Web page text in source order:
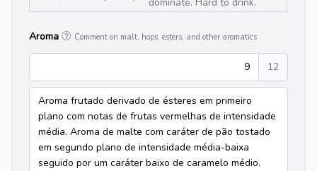
Aroma Comment on malt, hops, esters, and other aromatics
9 12
Aroma frutado derivado de ésteres em primeiro
plano com notas de frutas vermelhas de intensidade
média. Aroma de malte com caráter de pão tostado
em segundo plano de intensidade média-baixa
seguido por um caráter baixo de caramelo médio.